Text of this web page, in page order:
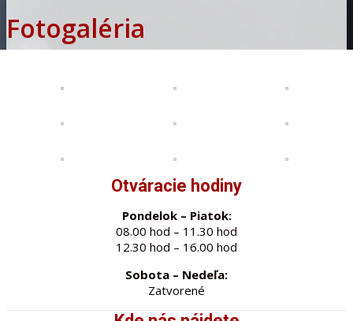
Fotogaléria
Otváracie hodiny
Pondelok – Piatok:
08.00 hod – 11.30 hod
12.30 hod – 16.00 hod
Sobota – Nedeľa:
Zatvorené